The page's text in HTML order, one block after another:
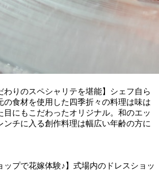
わりのスペシャリテを堪能】シェフ自ら
の食材を使用した四季折々の料理は味は
目にもこだわったオリジナル。和のエッ
ンチに入る創作料理は幅広い年齢の方に
ップで花嫁体験♪】式場内のドレスショッ